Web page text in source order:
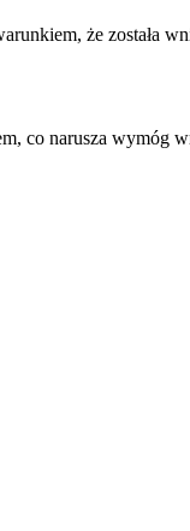
że została
co narusza wymóg